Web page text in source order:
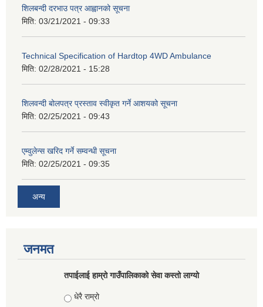
शिलबन्दी दरभाउ पत्र आह्वानको सूचना
मिति: 03/21/2021 - 09:33
Technical Specification of Hardtop 4WD Ambulance
मिति: 02/28/2021 - 15:28
शिलवन्दी बोलपत्र प्रस्ताव स्वीकृत गर्ने आशयको सूचना
मिति: 02/25/2021 - 09:43
एम्वुलेन्स खरिद गर्ने सम्वन्धी सूचना
मिति: 02/25/2021 - 09:35
अन्य
जनमत
तपाईलाई हाम्रो गाउँपालिकाको सेवा कस्तो लाग्यो
Choices
धेरै राम्रो